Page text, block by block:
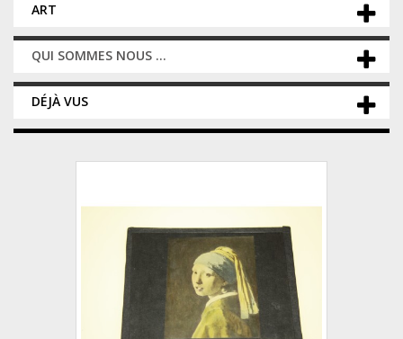
ART
QUI SOMMES NOUS ...
DÉJÀ VUS